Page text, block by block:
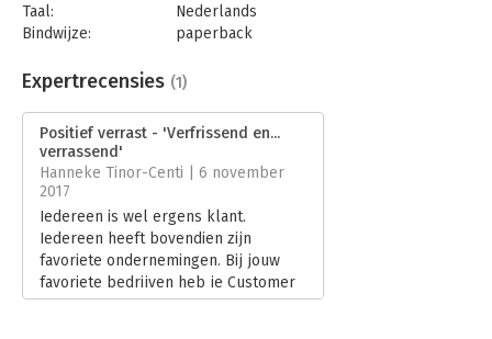
Taal:
Nederlands
Bindwijze:
paperback
Uitgever:
Futuro Uitgevers
Verschijningsdatum:
19-9-2017
Hoofdrubriek: Marketing
Expertrecensies (1)
Positief verrast - 'Verfrissend en...
verrassend'
Hanneke Tinor-Centi | 6 november
2017
Iedereen is wel ergens klant.
Iedereen heeft bovendien zijn
favoriete ondernemingen. Bij jouw
favoriete bedrijven heb je Customer
Delight ervaren.